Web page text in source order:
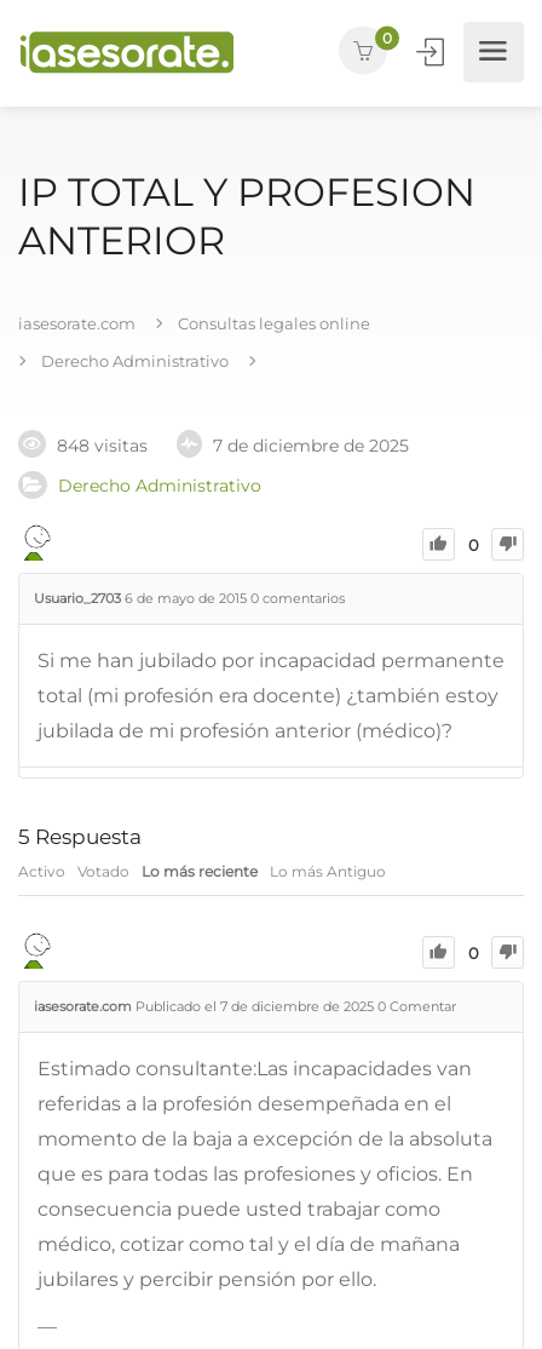
0
IP TOTAL Y PROFESION
ANTERIOR
iasesorate.com
Consultas legales online
Derecho Administrativo
848 visitas
7 de diciembre de 2025
Derecho Administrativo
0
Usuario_2703 6 de mayo de 2015 0 comentarios
Si me han jubilado por incapacidad permanente
total (mi profesión era docente) ¿también estoy
jubilada de mi profesión anterior (médico)?
5 Respuesta
Activo Votado Lo más reciente Lo más Antiguo
0
iasesorate.com Publicado el 7 de diciembre de 2025 0 Comentar
Estimado consultante:Las incapacidades van
referidas a la profesión desempeñada en el
momento de la baja a excepción de la absoluta
que es para todas las profesiones y oficios. En
consecuencia puede usted trabajar como
médico, cotizar como tal y el día de mañana
jubilares y percibir pensión por ello.
—